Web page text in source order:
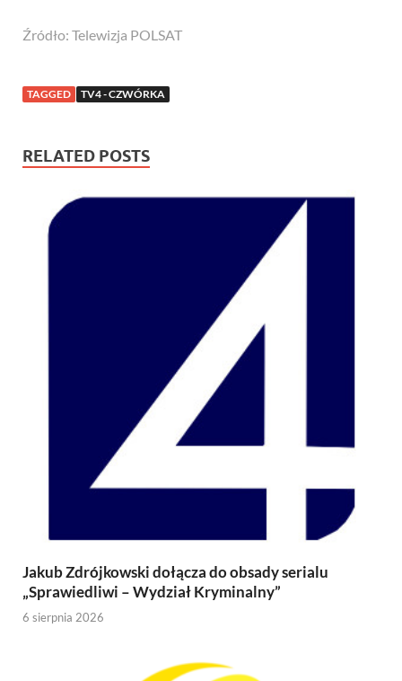
Źródło: Telewizja POLSAT
TAGGED TV4 - CZWÓRKA
RELATED POSTS
Jakub Zdrójkowski dołącza do obsady serialu
„Sprawiedliwi – Wydział Kryminalny”
6 sierpnia 2026